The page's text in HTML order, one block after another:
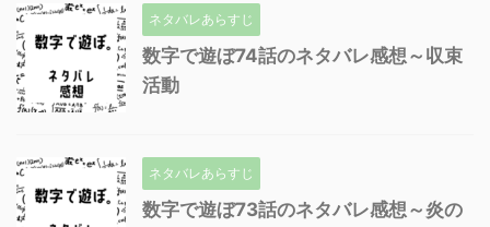
ネタバレあらすじ
数字で遊ぼ74話のネタバレ感想～収束
活動
ネタバレあらすじ
数字で遊ぼ73話のネタバレ感想～炎の